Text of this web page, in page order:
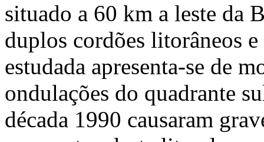
situado a 60 km a leste da
duplos cordões litorâneos
estudada apresenta-se de
ondulações do quadrante
década 1990 causaram